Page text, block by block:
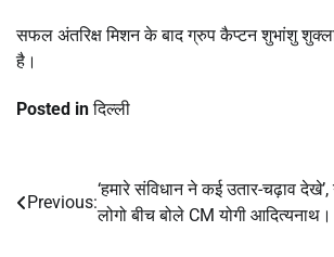
सफल अंतरिक्ष मिशन के बाद ग्रुप कैप्टन शुभांशु
है।
Posted inदिल्ली
Post
Previous:
‘हमारे संविधान ने कई उतार-चढ़ाव
लोगो बीच बोले CM योगी आदित्यनाथ।